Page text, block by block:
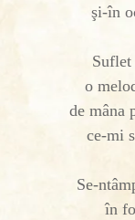
şi-în
Suflet
o
de mâna
ce-mi
Se-
în